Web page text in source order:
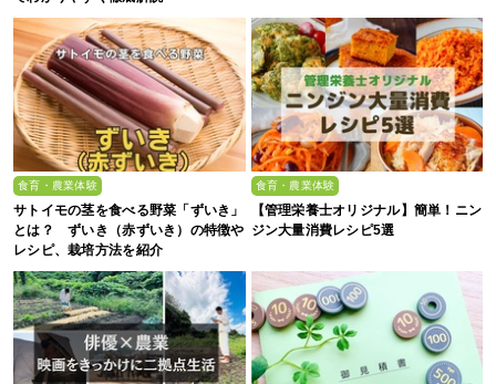
食育・農業体験
サトイモの茎を食べる野菜「ずいき」
とは？ ずいき（赤ずいき）の特徴や
レシピ、栽培方法を紹介
食育・農業体験
【管理栄養士オリジナル】簡単！ニン
ジン大量消費レシピ5選